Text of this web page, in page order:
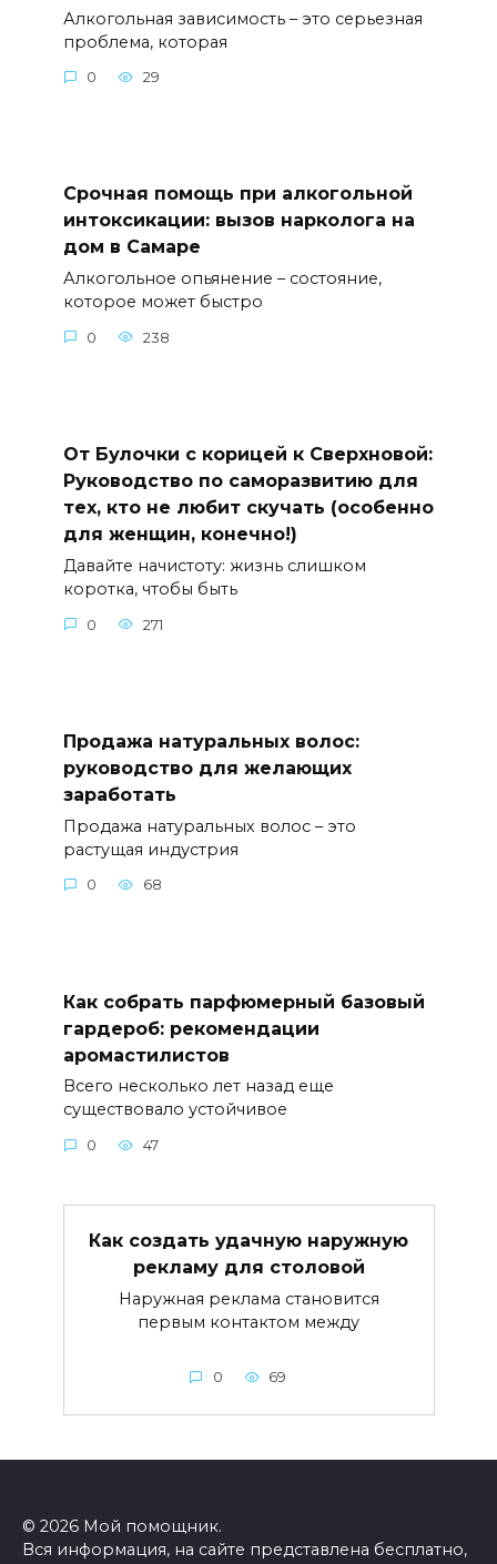
Алкогольная зависимость – это серьезная
проблема, которая
0 29
Срочная помощь при алкогольной
интоксикации: вызов нарколога на
дом в Самаре
Алкогольное опьянение – состояние,
которое может быстро
0 238
От Булочки с корицей к Сверхновой:
Руководство по саморазвитию для
тех, кто не любит скучать (особенно
для женщин, конечно!)
Давайте начистоту: жизнь слишком
коротка, чтобы быть
0 271
Продажа натуральных волос:
руководство для желающих
заработать
Продажа натуральных волос – это
растущая индустрия
0 68
Как собрать парфюмерный базовый
гардероб: рекомендации
аромастилистов
Всего несколько лет назад еще
существовало устойчивое
0 47
Как создать удачную наружную
рекламу для столовой
Наружная реклама становится
первым контактом между
0 69
© 2026 Мой помощник.
Вся информация, на сайте представлена бесплатно,